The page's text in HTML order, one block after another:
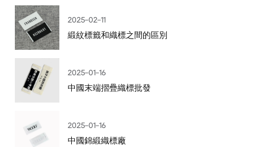
2025-02-11
緞紋標籤和織標之間的區別
2025-01-16
中國末端摺疊織標批發
2025-01-16
中國錦緞織標廠